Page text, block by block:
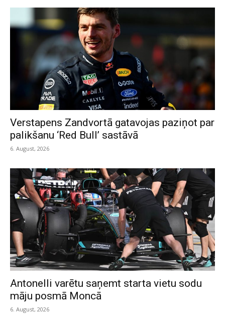
Verstapens Zandvortā gatavojas paziņot par
palikšanu ‘Red Bull’ sastāvā
6. August, 2026
Antonelli varētu saņemt starta vietu sodu
māju posmā Moncā
6. August, 2026